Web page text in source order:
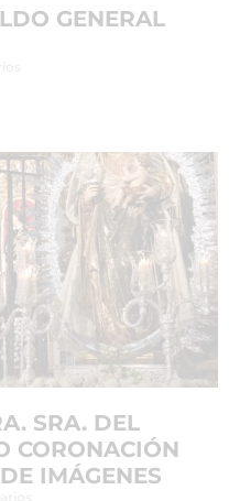
GENERAL
SRA. DEL
CORONACIÓN
IMÁGENES